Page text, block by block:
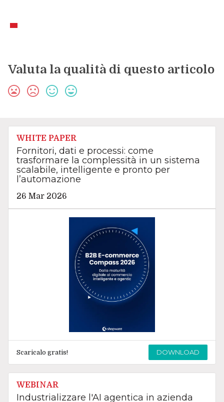
Valuta la qualità di questo articolo
WHITE PAPER
Fornitori, dati e processi: come
trasformare la complessità in un sistema
scalabile, intelligente e pronto per
l’automazione
26 Mar 2026
Scaricalo gratis! DOWNLOAD
WEBINAR
Industrializzare l'AI agentica in azienda